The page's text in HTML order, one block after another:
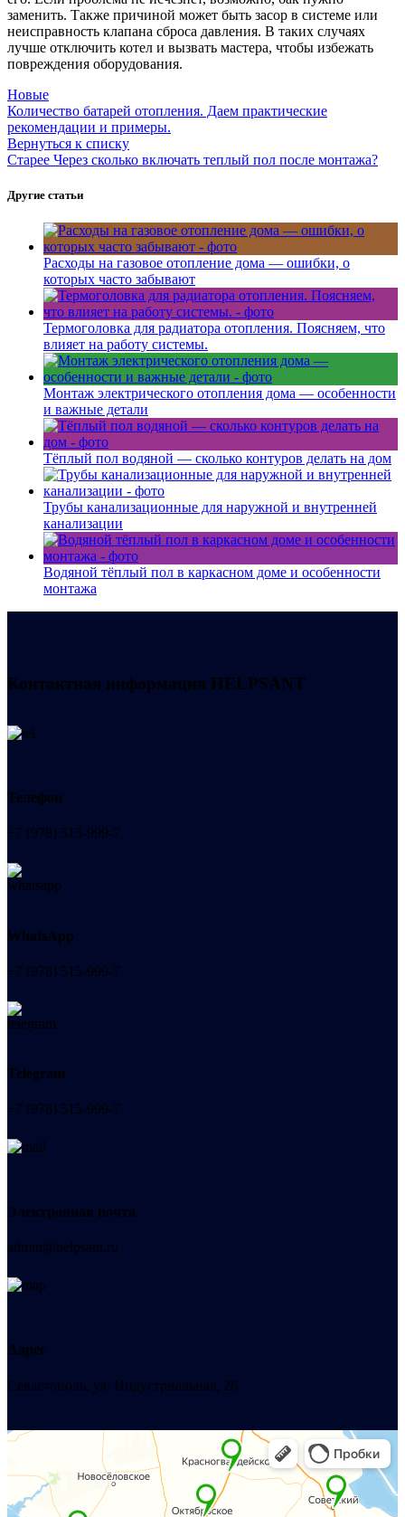
заменить. Также причиной может быть засор в системе или
неисправность клапана сброса давления. В таких случаях
лучше отключить котел и вызвать мастера, чтобы избежать
повреждения оборудования.
Новые
Количество батарей отопления. Даем практические
рекомендации и примеры.
Вернуться к списку
Старее Через сколько включать теплый пол после монтажа?
Другие статьи
Расходы на газовое отопление дома — ошибки, о
которых часто забывают
Термоголовка для радиатора отопления. Поясняем, что
влияет на работу системы.
Монтаж электрического отопления дома — особенности
и важные детали
Тёплый пол водяной — сколько контуров делать на дом
Трубы канализационные для наружной и внутренней
канализации
Водяной тёплый пол в каркасном доме и особенности
монтажа
Контактная информация HELPSANT
Телефон
+7 (978) 515-999-7
WhatsApp
+7 (978) 515-999-7
Telegram
+7 (978) 515-999-7
Электронная почта
admin@helpsant.ru
Адрес
Севастополь, ул. Индустриальная, 26